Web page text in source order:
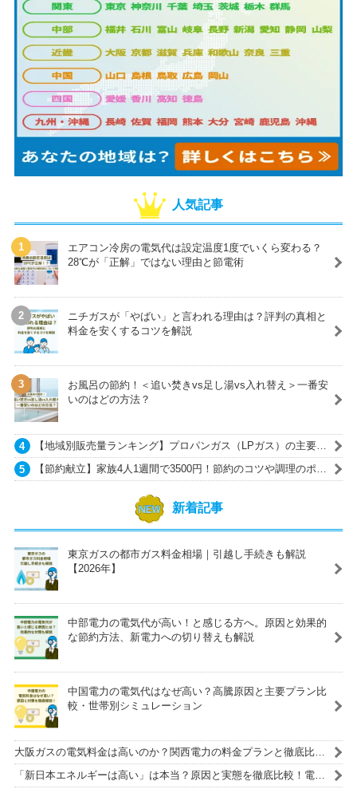
人気記事
エアコン冷房の電気代は設定温度1度でいくら変わる？
28℃が「正解」ではない理由と節電術
ニチガスが「やばい」と言われる理由は？評判の真相と
料金を安くするコツを解説
お風呂の節約！＜追い焚きvs足し湯vs入れ替え＞一番安
いのはどの方法？
【地域別販売量ランキング】プロパンガス（LPガス）の主要ガ
ス会社一覧
【節約献立】家族4人1週間で3500円！節約のコツや調理のポイ
ントも紹介
新着記事
東京ガスの都市ガス料金相場｜引越し手続きも解説
【2026年】
中部電力の電気代が高い！と感じる方へ。原因と効果的
な節約方法、新電力への切り替えも解説
中国電力の電気代はなぜ高い？高騰原因と主要プラン比
較・世帯別シミュレーション
大阪ガスの電気料金は高いのか？関西電力の料金プランと徹底比
較！
「新日本エネルギーは高い」は本当？原因と実態を徹底比較！電気